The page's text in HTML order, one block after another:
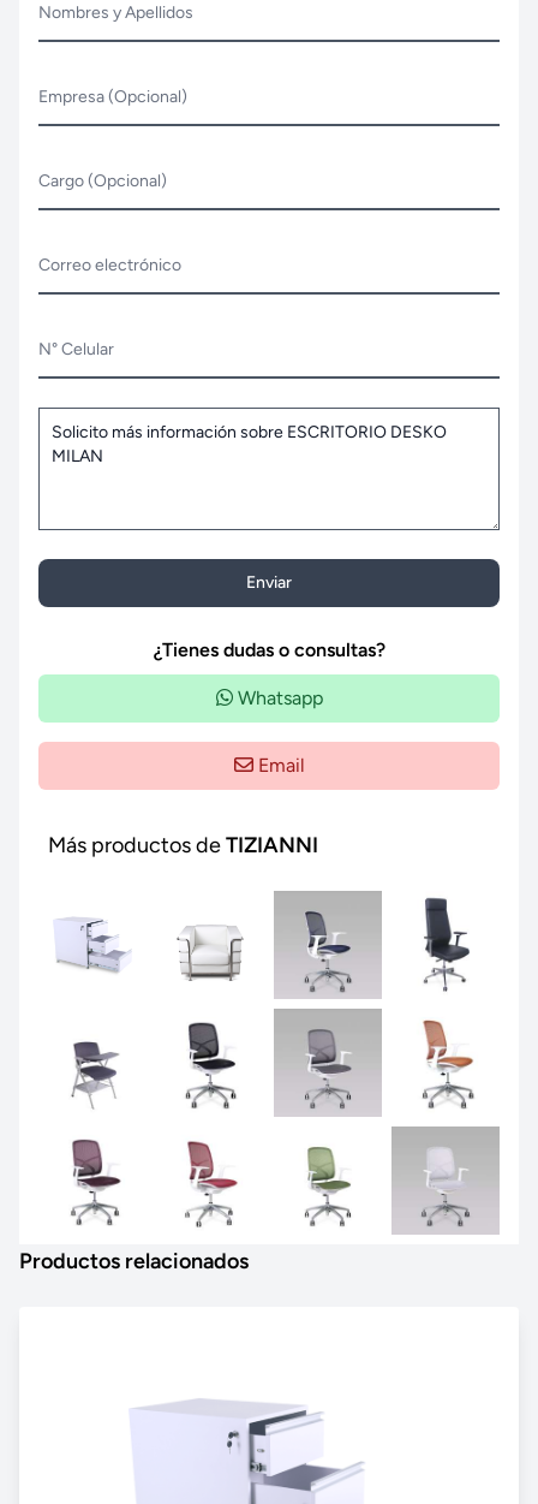
Nombres y Apellidos
Empresa (Opcional)
Cargo (Opcional)
Correo electrónico
N° Celular
Enviar
¿Tienes dudas o consultas?
Whatsapp
Email
Más productos deTIZIANNI
Productos relacionados